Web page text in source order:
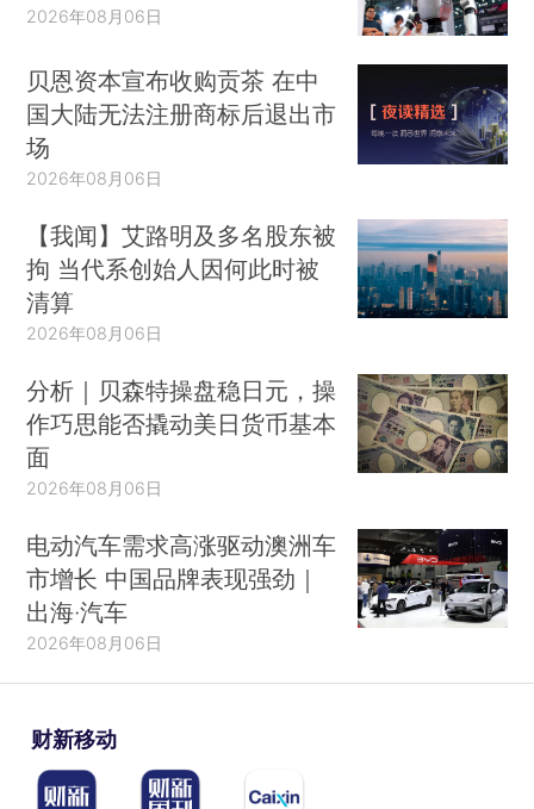
2026年08月06日
贝恩资本宣布收购贡茶 在中
国大陆无法注册商标后退出市
场
2026年08月06日
【我闻】艾路明及多名股东被
拘 当代系创始人因何此时被
清算
2026年08月06日
分析｜贝森特操盘稳日元，操
作巧思能否撬动美日货币基本
面
2026年08月06日
电动汽车需求高涨驱动澳洲车
市增长 中国品牌表现强劲｜
出海·汽车
2026年08月06日
财新移动